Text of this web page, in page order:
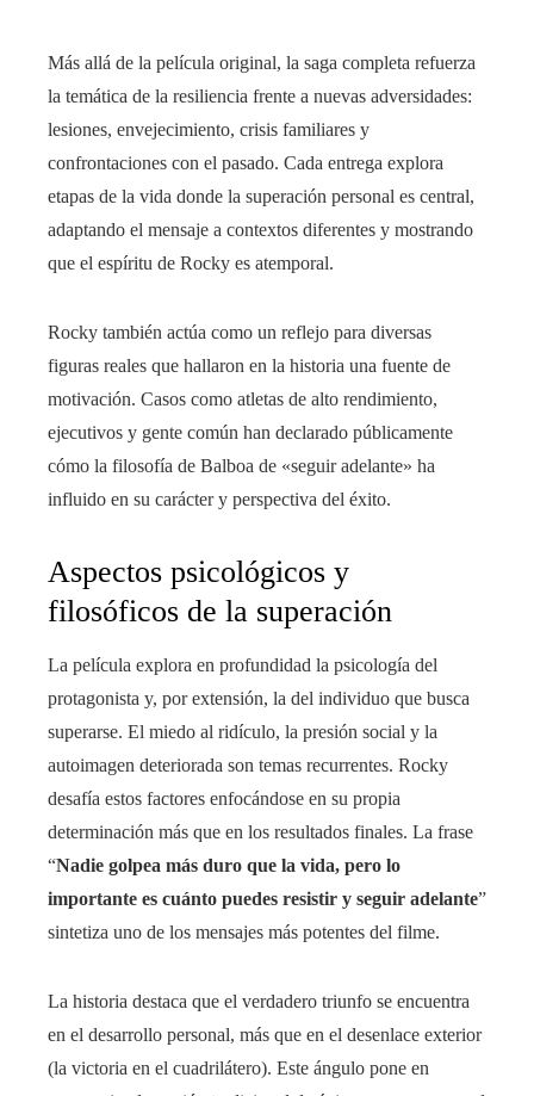
Más allá de la película original, la saga completa refuerza
la temática de la resiliencia frente a nuevas adversidades:
lesiones, envejecimiento, crisis familiares y
confrontaciones con el pasado. Cada entrega explora
etapas de la vida donde la superación personal es central,
adaptando el mensaje a contextos diferentes y mostrando
que el espíritu de Rocky es atemporal.
Rocky también actúa como un reflejo para diversas
figuras reales que hallaron en la historia una fuente de
motivación. Casos como atletas de alto rendimiento,
ejecutivos y gente común han declarado públicamente
cómo la filosofía de Balboa de «seguir adelante» ha
influido en su carácter y perspectiva del éxito.
Aspectos psicológicos y
filosóficos de la superación
La película explora en profundidad la psicología del
protagonista y, por extensión, la del individuo que busca
superarse. El miedo al ridículo, la presión social y la
autoimagen deteriorada son temas recurrentes. Rocky
desafía estos factores enfocándose en su propia
determinación más que en los resultados finales. La frase
“Nadie golpea más duro que la vida, pero lo
importante es cuánto puedes resistir y seguir adelante”
sintetiza uno de los mensajes más potentes del filme.
La historia destaca que el verdadero triunfo se encuentra
en el desarrollo personal, más que en el desenlace exterior
(la victoria en el cuadrilátero). Este ángulo pone en